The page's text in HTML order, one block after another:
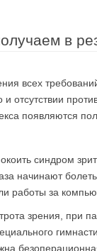
в
всех
отсутствии
появляются
синдром
начинают
работы за
зрения, при